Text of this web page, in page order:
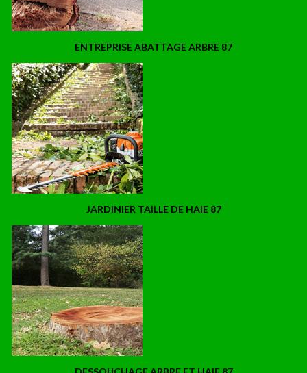
ENTREPRISE ABATTAGE ARBRE 87
JARDINIER TAILLE DE HAIE 87